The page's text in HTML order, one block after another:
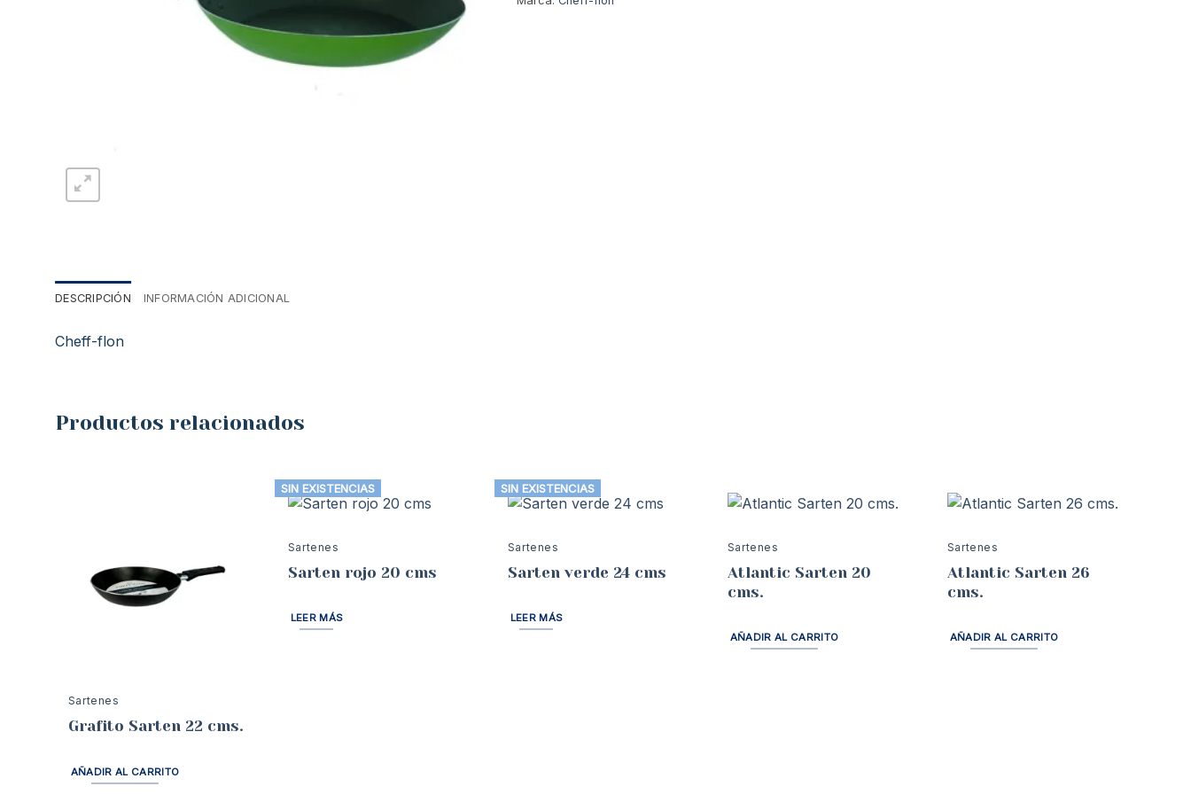
DESCRIPCIÓN INFORMACIÓN ADICIONAL
Cheff-flon
Productos relacionados
Sartenes
Grafito Sarten 22 cms.
AÑADIR AL CARRITO
SIN EXISTENCIAS
Sartenes
Sarten rojo 20 cms
LEER MÁS
SIN EXISTENCIAS
Sartenes
Sarten verde 24 cms
LEER MÁS
Sartenes
Atlantic Sarten 20
cms.
AÑADIR AL CARRITO
Sartenes
Atlantic Sarten 26
cms.
AÑADIR AL CARRITO